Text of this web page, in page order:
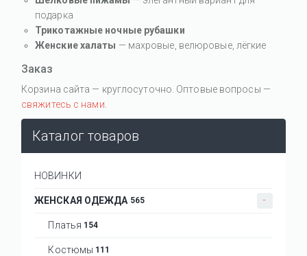
подарка
Трикотажные ночные рубашки
Женские халаты — махровые, велюровые, лёгкие
Заказ
Корзина сайта — круглосуточно. Оптовые вопросы —
свяжитесь с нами
Каталог товаров
НОВИНКИ
ЖЕНСКАЯ ОДЕЖДА 565
Платья 154
Костюмы 111